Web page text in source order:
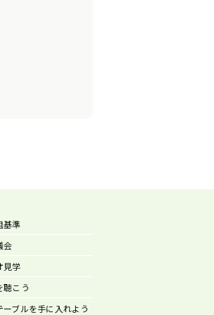
基準
会
見学
聴こう
ーブルを手に入れよう